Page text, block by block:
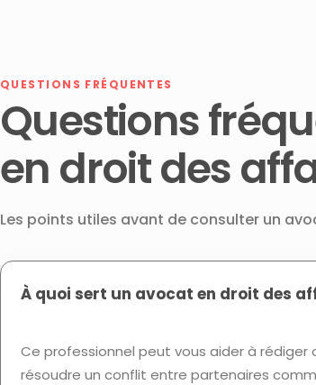
QUESTIONS FRÉQUENTES
Questions
en droit des
Les points utiles avant de consulter un
À quoi sert un avocat en droit des
Ce professionnel peut vous aider à
résoudre un conflit entre partenaires